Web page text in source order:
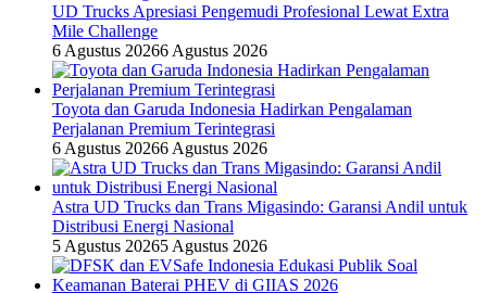
UD Trucks Apresiasi Pengemudi Profesional Lewat Extra
Mile Challenge
6 Agustus 20266 Agustus 2026
Toyota dan Garuda Indonesia Hadirkan Pengalaman
Perjalanan Premium Terintegrasi
6 Agustus 20266 Agustus 2026
Astra UD Trucks dan Trans Migasindo: Garansi Andil untuk
Distribusi Energi Nasional
5 Agustus 20265 Agustus 2026